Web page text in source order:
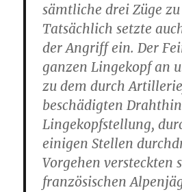
sämtliche drei Züge
Tatsächlich setzte
der Angriff ein. Der
ganzen Lingekopf an
zu dem durch
beschädigten
Lingekopfstellung,
einigen Stellen
Vorgehen versteckten
französischen